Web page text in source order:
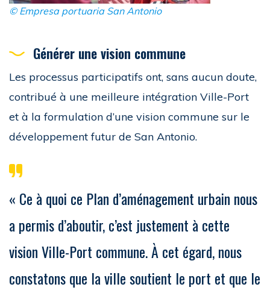
© Empresa portuaria San Antonio
Générer une vision commune
Les processus participatifs ont, sans aucun doute,
contribué à une meilleure intégration Ville-Port
et à la formulation d’une vision commune sur le
développement futur de San Antonio.
« Ce à quoi ce Plan d’aménagement urbain nous
a permis d’aboutir, c’est justement à cette
vision Ville-Port commune. À cet égard, nous
constatons que la ville soutient le port et que le